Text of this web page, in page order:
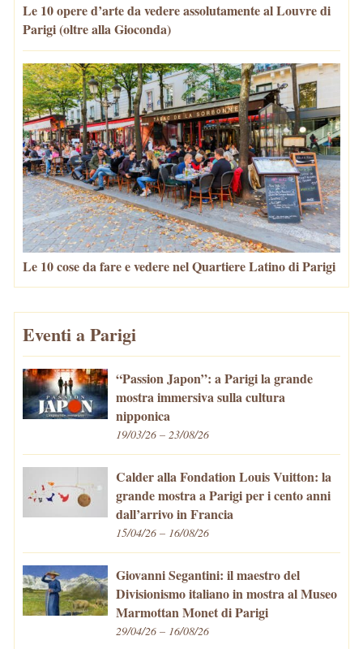
Le 10 opere d’arte da vedere assolutamente al Louvre di
Parigi (oltre alla Gioconda)
Le 10 cose da fare e vedere nel Quartiere Latino di Parigi
Eventi a Parigi
“Passion Japon”: a Parigi la grande
mostra immersiva sulla cultura
nipponica
19/03/26 – 23/08/26
Calder alla Fondation Louis Vuitton: la
grande mostra a Parigi per i cento anni
dall’arrivo in Francia
15/04/26 – 16/08/26
Giovanni Segantini: il maestro del
Divisionismo italiano in mostra al Museo
Marmottan Monet di Parigi
29/04/26 – 16/08/26